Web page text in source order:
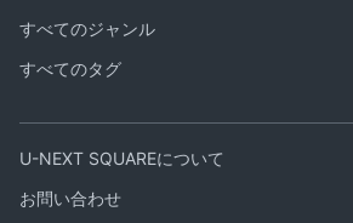
すべてのジャンル
すべてのタグ
U-NEXT SQUAREについて
お問い合わせ